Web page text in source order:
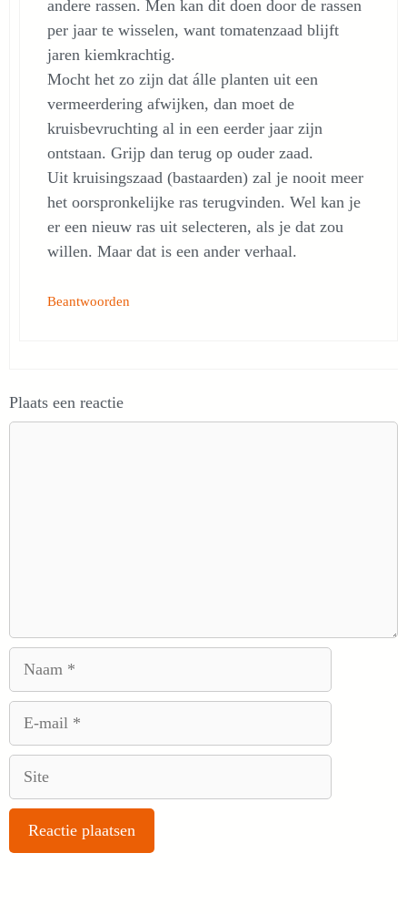
andere rassen. Men kan dit doen door de rassen
per jaar te wisselen, want tomatenzaad blijft
jaren kiemkrachtig.
Mocht het zo zijn dat álle planten uit een
vermeerdering afwijken, dan moet de
kruisbevruchting al in een eerder jaar zijn
ontstaan. Grijp dan terug op ouder zaad.
Uit kruisingszaad (bastaarden) zal je nooit meer
het oorspronkelijke ras terugvinden. Wel kan je
er een nieuw ras uit selecteren, als je dat zou
willen. Maar dat is een ander verhaal.
Beantwoorden
Plaats een reactie